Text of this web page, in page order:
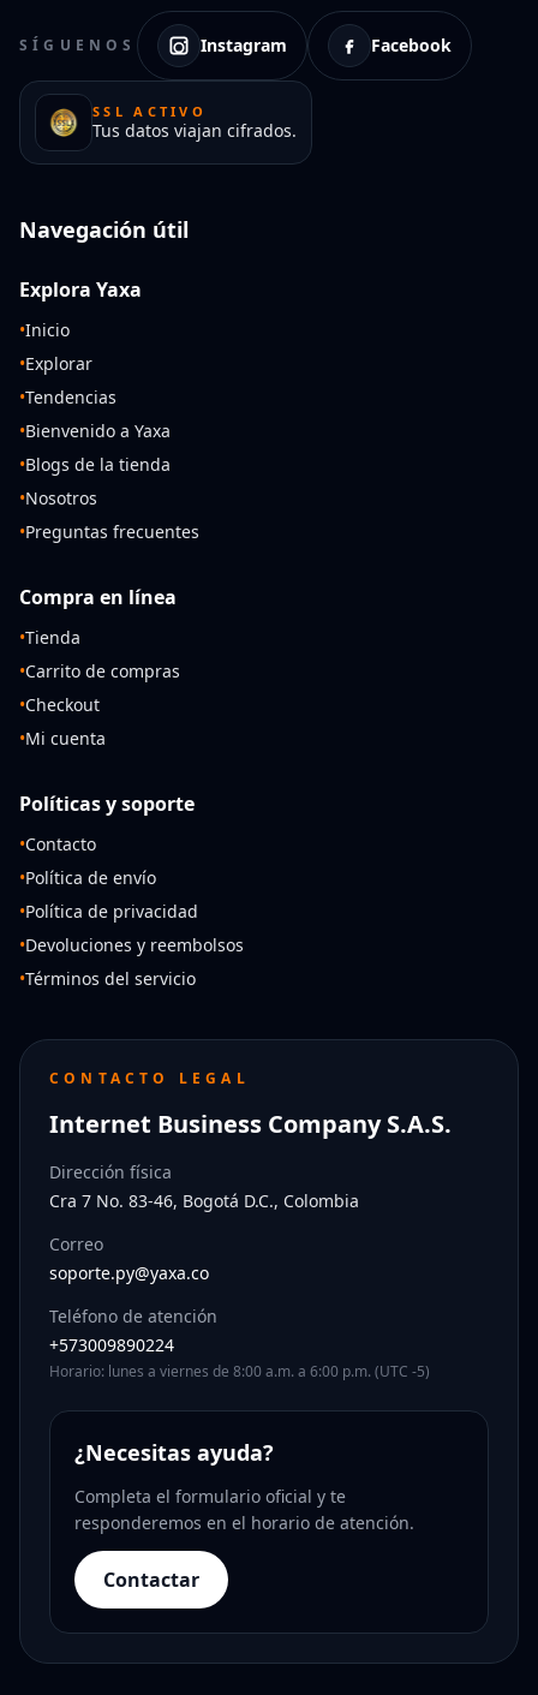
SÍGUENOS Instagram Facebook
SSL ACTIVO
Tus datos viajan cifrados.
Navegación útil
Explora Yaxa
•Inicio
•Explorar
•Tendencias
•Bienvenido a Yaxa
•Blogs de la tienda
•Nosotros
•Preguntas frecuentes
Compra en línea
•Tienda
•Carrito de compras
•Checkout
•Mi cuenta
Políticas y soporte
•Contacto
•Política de envío
•Política de privacidad
•Devoluciones y reembolsos
•Términos del servicio
CONTACTO LEGAL
Internet Business Company S.A.S.
Dirección física
Cra 7 No. 83-46, Bogotá D.C., Colombia
Correo
soporte.py@yaxa.co
Teléfono de atención
+573009890224
Horario: lunes a viernes de 8:00 a.m. a 6:00 p.m. (UTC -5)
¿Necesitas ayuda?
Completa el formulario oficial y te
responderemos en el horario de atención.
Contactar